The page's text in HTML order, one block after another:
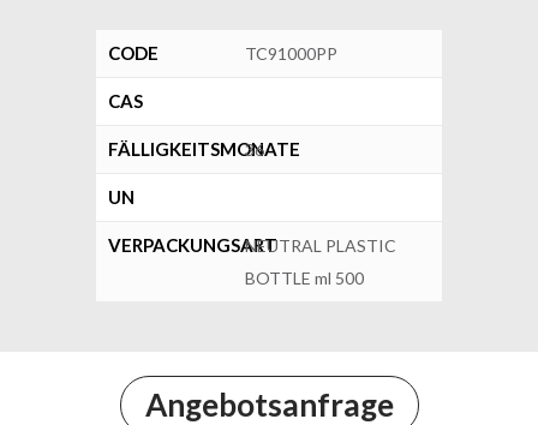
CODE TC91000PP
CAS
FÄLLIGKEITSMONATE
36
UN
VERPACKUNGSARTNEUTRAL PLASTIC
BOTTLE ml 500
Angebotsanfrage